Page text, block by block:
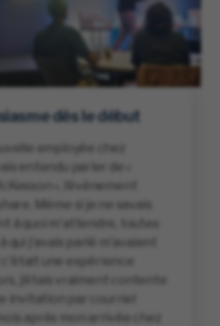
dès le début
», l’événement
Même si je ne savais
à quoi m'attendre, toutes
qui j'avais parlé m'avaient
c'était une expérience